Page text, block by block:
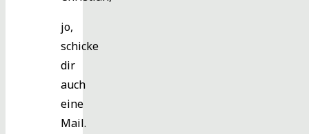
jo,
schicke
dir
auch
eine
Mail.